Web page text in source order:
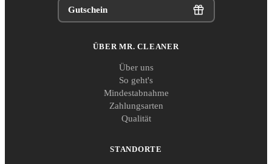
Gutschein
ÜBER MR. CLEANER
Über uns
So geht's
Mindestabnahme
Zahlungsarten
Qualität
STANDORTE